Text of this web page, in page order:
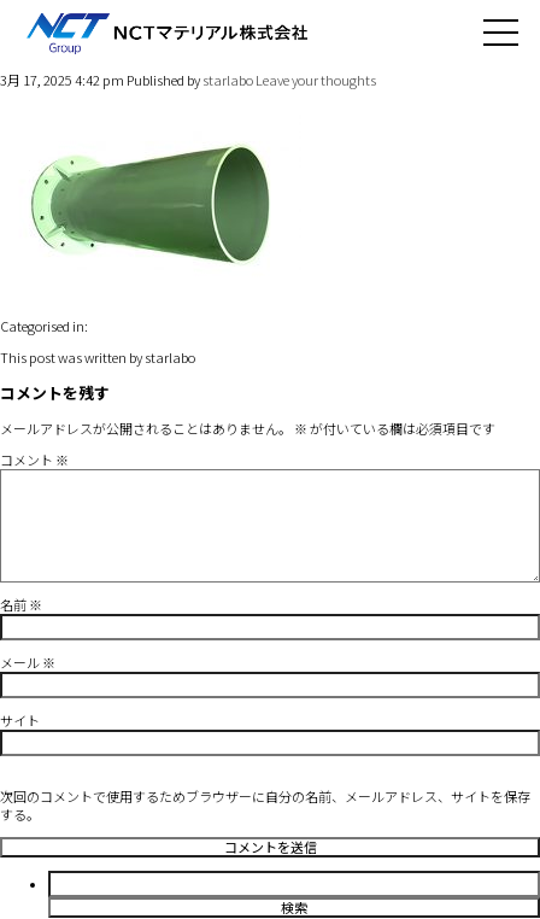
product13-4
3月 17, 2025 4:42 pm Published bystarlaboLeave your thoughts
Categorised in:
This post was written by starlabo
コメントを残す
メールアドレスが公開されることはありません。 ※が付いている欄は必須項目です
コメント ※
名前※
メール※
サイト
次回のコメントで使用するためブラウザーに自分の名前、メールアドレス、サイトを保存
する。
検
索: